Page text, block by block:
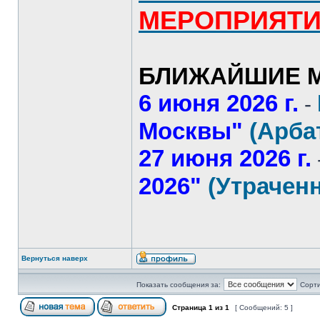
БЛИЖАЙШИЕ
6 июня 2026 г. -
Москвы"
27 июня 2026 г.
2026"
Вернуться наверх
Показать сообщения за:
Страница 1 из 1 [ Сообщений: 5 ]